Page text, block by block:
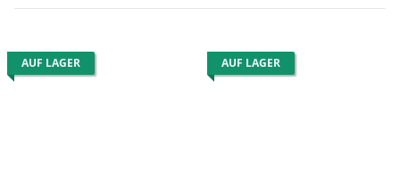
AUF LAGER AUF LAGER